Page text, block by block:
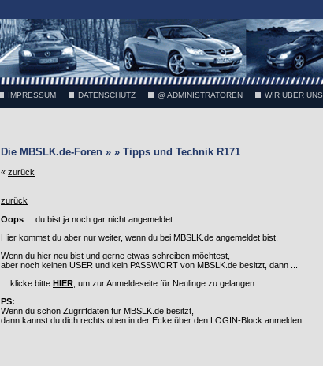
IMPRESSUM DATENSCHUTZ @ ADMINISTRATOREN WIR ÜBER UNS
Die MBSLK.de-Foren » » Tipps und Technik R171
« zurück
zurück
Oops ... du bist ja noch gar nicht angemeldet.
Hier kommst du aber nur weiter, wenn du bei MBSLK.de angemeldet bist.
Wenn du hier neu bist und gerne etwas schreiben möchtest,
aber noch keinen USER und kein PASSWORT von MBSLK.de besitzt, dann ...
... klicke bitte HIER , um zur Anmeldeseite für Neulinge zu gelangen.
PS:
Wenn du schon Zugriffdaten für MBSLK.de besitzt,
dann kannst du dich rechts oben in der Ecke über den LOGIN-Block anmelden.